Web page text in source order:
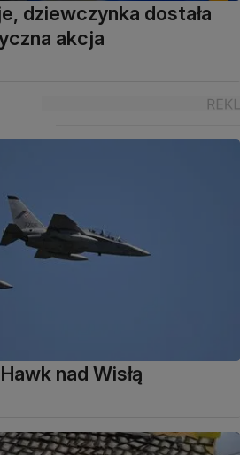
dziewczynka dostała
akcja
nad Wisłą